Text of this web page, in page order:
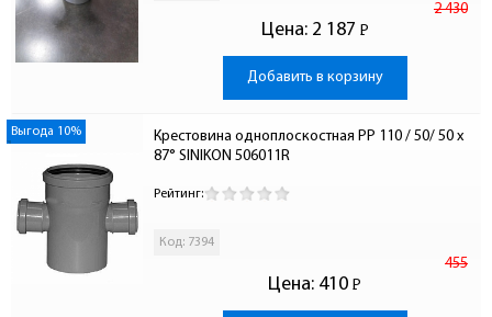
Цена:
2 430
2 187 Р
-
Добавить в корзину
Выгода 10%
Крестовина одноплоскостная PP 110 / 50/ 50 x
87° SINIKON 506011R
Рейтинг:
Код: 7394
Цена:
455
410 Р
-